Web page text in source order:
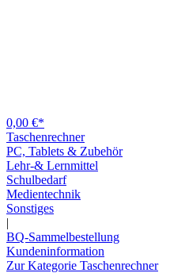
0,00 €*
Taschenrechner
PC, Tablets & Zubehör
Lehr-& Lernmittel
Schulbedarf
Medientechnik
Sonstiges
|
BQ-Sammelbestellung
Kundeninformation
Zur Kategorie Taschenrechner